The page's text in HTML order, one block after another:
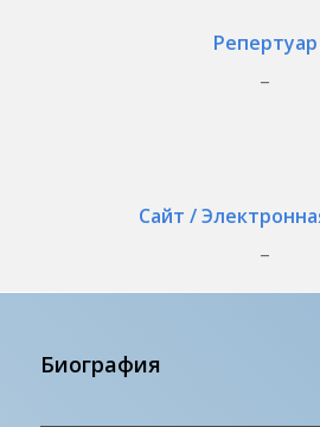
Репертуар
Сайт /
Биография